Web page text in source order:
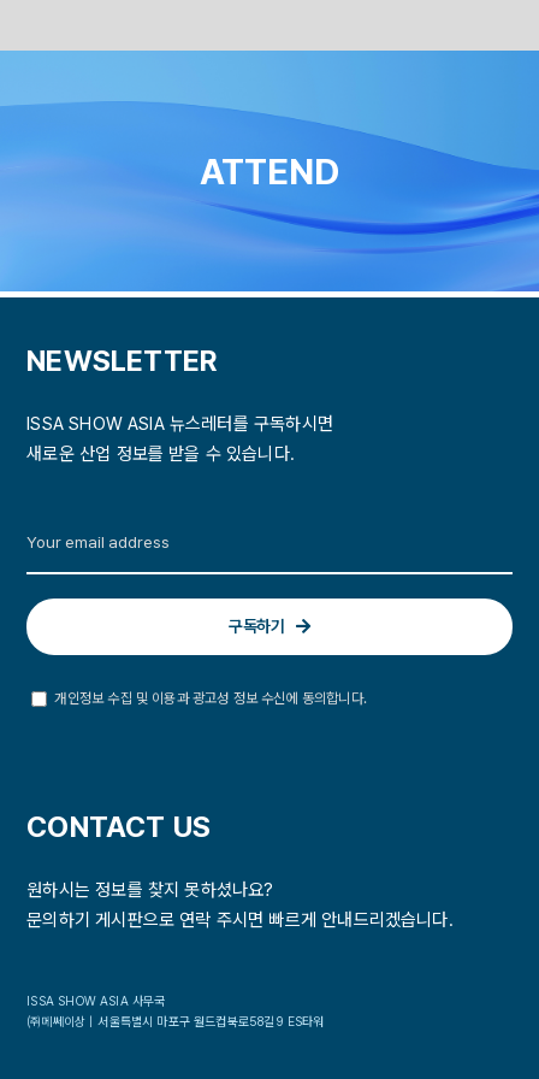
ATTEND
NEWSLETTER
ISSA SHOW ASIA 뉴스레터를 구독하시면
새로운 산업 정보를 받을 수 있습니다.
구독하기
개인정보 수집 및 이용과 광고성 정보 수신에 동의합니다.
CONTACT US
원하시는 정보를 찾지 못하셨나요?
문의하기 게시판으로 연락 주시면 빠르게 안내드리겠습니다.
ISSA SHOW ASIA 사무국
㈜메쎄이상｜서울특별시 마포구 월드컵북로58길9 ES타워